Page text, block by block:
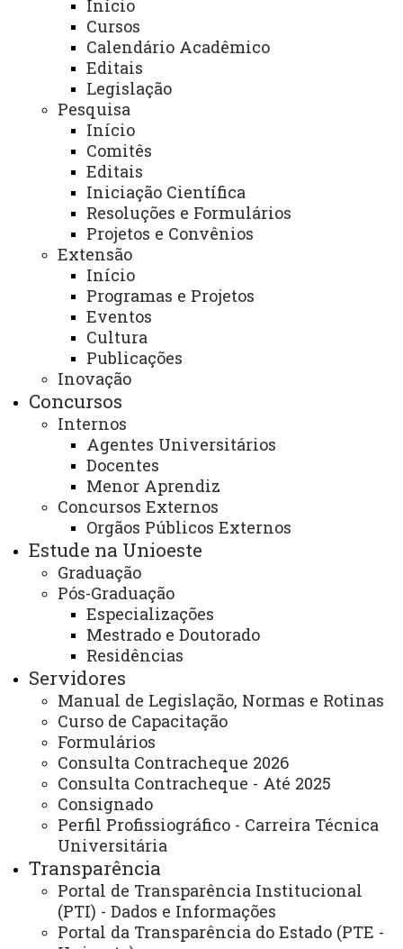
Início
Cursos
Calendário Acadêmico
Editais
Legislação
Pesquisa
Início
Comitês
Editais
Iniciação Científica
Resoluções e Formulários
Projetos e Convênios
Extensão
Início
Programas e Projetos
Eventos
Cultura
Publicações
Inovação
Concursos
Internos
Agentes Universitários
Docentes
Menor Aprendiz
Concursos Externos
Orgãos Públicos Externos
Estude na Unioeste
Graduação
Pós-Graduação
Especializações
Mestrado e Doutorado
Residências
Servidores
Manual de Legislação, Normas e Rotinas
Curso de Capacitação
Formulários
Consulta Contracheque 2026
Consulta Contracheque - Até 2025
Consignado
Perfil Profissiográfico - Carreira Técnica
Universitária
Transparência
Portal de Transparência Institucional
(PTI) - Dados e Informações
Portal da Transparência do Estado (PTE -
- Assessorar às áreas de Ensino, Pesquisa e Extensão,
além da Administrativa do Campus, em assuntos
relacionados à informática.
- Planejar, manutenir, zelar e controlar os dispositivos
que fazem uso da rede de computadores, telefonia e
multimídia do Campus.
- Avaliar constantemente a performance da rede e
sistemas do Campus e, sempre que necessário, propor
verificação/modificação ao NTI – Reitoria.
Descrição dos serviços oferecidos:
- Manutenção dos equipamentos de informática do
Campus.
- Atender aos usuários que fazem uso da internet no
Campus devidamente autorizados.
- Acompanhar o uso de outras demandas do Campus,
tais como: telefonia, multimídia e vigilância.
E-mail:toledo.informática@unioeste.br
Telefone:(45) 3379-7041 ou 3379-7042 (Whatsapp)
Página Eletrônica:www.unioeste.br/portal/campus-
toledo/setores/secao-de-informatica
Endereço para atendimento presencial e
correspondência:
UNIOESTE – Campus de Toledo - Andar Térreo Bloco
B3 - Sala 102-B3 – Divisão de Informática. Rua Guaíra,
3141 - Jardim Santa Maria, CEP 85.903-220, Toledo –
Paraná.
Dias e horários de Atendimento:
Segunda-feira a sexta-feira das 7h30às 11h30, das
13h30 às 17h30 e das 18h30 às 22h30.)
ATUALIZAÇÃO MAIS RECENTE: 03 DE MAIO DE 2024
ACESSOS: 1226
Você está aqui:Unioeste
Carta de Serviços